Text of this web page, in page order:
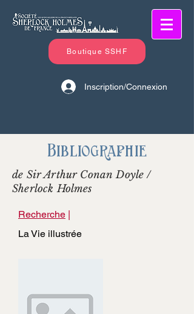
Boutique SSHF
Inscription/Connexion
Bibliographie
de Sir Arthur Conan Doyle /
Sherlock Holmes
Recherche |
La Vie illustrée